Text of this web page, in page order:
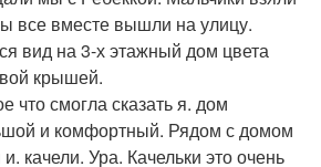
все вместе вышли на улицу.
вид на 3-х этажный дом цвета
крышей.
что смогла сказать я. дом
и комфортный. Рядом с домом
качели. Ура. Качельки это очень